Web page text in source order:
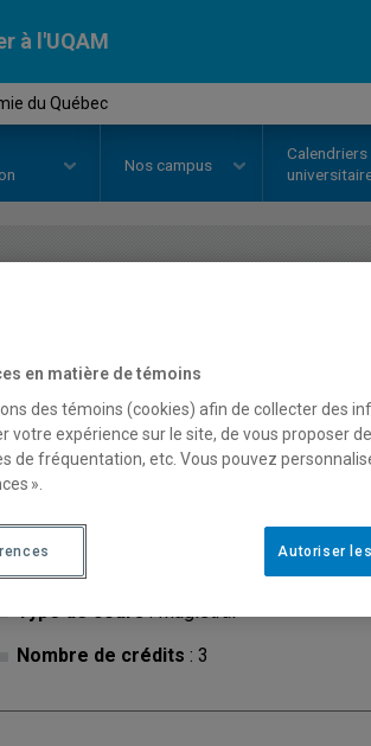
à l'UQAM
du Québec
Nos campus
Calendriers
Description Horaire - Été
Type de cours: Magistral
Nombre de crédits : 3
en matière de témoins
des témoins (cookies) afin de collecter des
votre expérience sur le site, de vous proposer
de fréquentation, etc. Vous pouvez
».
Autoriser